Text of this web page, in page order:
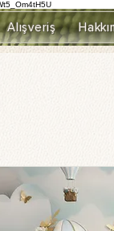
Alışveriş